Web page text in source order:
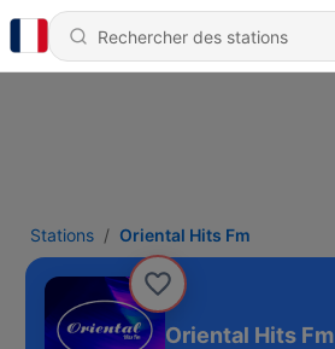
Stations Oriental Hits Fm
Oriental Hits Fm